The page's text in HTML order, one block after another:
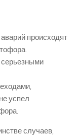
аварий происходят
серьезными
успел
случаев,